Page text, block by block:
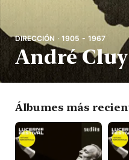
DIRECCIÓN · 1905 - 1967
André
Álbumes más